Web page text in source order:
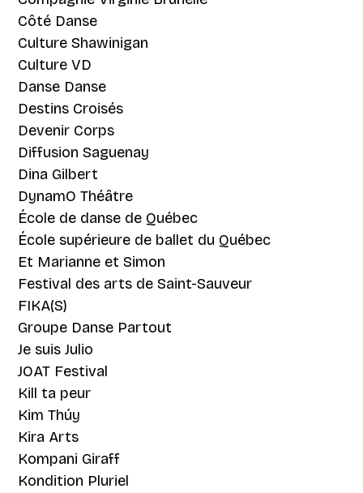
Côté Danse
Culture Shawinigan
Culture VD
Danse Danse
Destins Croisés
Devenir Corps
Diffusion Saguenay
Dina Gilbert
DynamO Théâtre
École de danse de Québec
École supérieure de ballet du Québec
Et Marianne et Simon
Festival des arts de Saint-Sauveur
FIKA(S)
Groupe Danse Partout
Je suis Julio
JOAT Festival
Kill ta peur
Kim Thúy
Kira Arts
Kompani Giraff
Kondition Pluriel